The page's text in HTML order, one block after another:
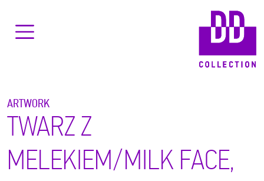
ARTWORK
TWARZ Z
MELEKIEM/MILK FACE,